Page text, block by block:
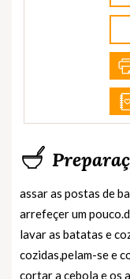
assar as postas de
arrefeçer um
lavar as batatas e
cozidas,pelam-se e
cortar a cebola e os